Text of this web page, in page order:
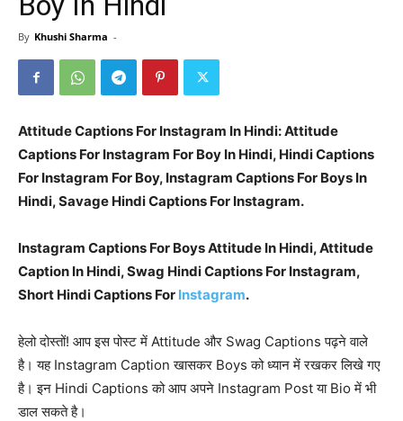
By Khushi Sharma -
Attitude Captions For Instagram In Hindi: Attitude
Captions For Instagram For Boy In Hindi, Hindi Captions
For Instagram For Boy, Instagram Captions For Boys In
Hindi, Savage Hindi Captions For Instagram.
Instagram Captions For Boys Attitude In Hindi, Attitude
Caption In Hindi, Swag Hindi Captions For Instagram,
Short Hindi Captions For Instagram.
हेलो दोस्तों! आप इस पोस्ट में Attitude और Swag Captions पढ़ने वाले
है। यह Instagram Caption खासकर Boys को ध्यान में रखकर लिखे गए
है। इन Hindi Captions को आप अपने Instagram Post या Bio में भी
डाल सकते है।